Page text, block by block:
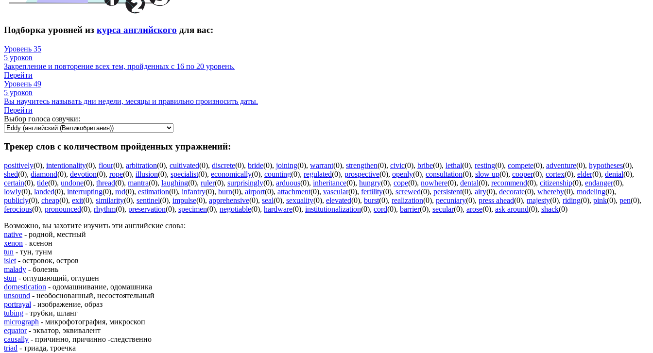
Подборка уровней из курса английского для вас:
Уровень 35
5 уроков
Закрепление и повторение всех тем, пройденных с 16 по 20 уровень.
Перейти
Уровень 49
5 уроков
Вы научитесь называть дни недели, месяцы и правильно произносить даты.
Перейти
Выбор голоса озвучки:
Трекер слов с количеством пройденных упражнений:
positively(0), intentionality(0), flour(0), arbitration(0), cultivated(0), discrete(0), bride(0), joining(0), warrant(0), strengthen(0), civic(0), bribe(0), lethal(0), resting(0), compete(0), adventure(0), hypotheses(0),
shed(0), diamond(0), devotion(0), rope(0), illusion(0), specialist(0), economically(0), counting(0), regulated(0), prospective(0), openly(0), consultation(0), slow up(0), cooper(0), cortex(0), elder(0), denial(0),
certain(0), tide(0), undone(0), thread(0), mantra(0), laughing(0), ruler(0), surprisingly(0), arduous(0), inheritance(0), hungry(0), cope(0), nowhere(0), dental(0), recommend(0), citizenship(0), endanger(0),
lowly(0), landed(0), interrupting(0), rod(0), estimation(0), infantry(0), burn(0), airport(0), attachment(0), vascular(0), fertility(0), screwed(0), persistent(0), airy(0), decorate(0), whereby(0), modeling(0),
publicly(0), cheap(0), exit(0), similarity(0), sentinel(0), impulse(0), apprehensive(0), seal(0), sexuality(0), elevated(0), burst(0), realization(0), pecuniary(0), press ahead(0), majesty(0), riding(0), pink(0), pen(0),
ferocious(0), pronounced(0), rhythm(0), preservation(0), specimen(0), negotiable(0), hardware(0), institutionalization(0), cord(0), barrier(0), secular(0), arose(0), ask around(0), shack(0)
Возможно, вы захотите изучить эти английские слова:
native - родной, местный
xenon - ксенон
tun - тун, тунм
islet - островок, остров
malady - болезнь
stun - оглушающий, оглушен
domestication - одомашнивание, одомашника
unsound - необоснованный, несостоятельный
portrayal - изображение, образ
tubing - трубки, шланг
micrograph - микрофотография, микроскоп
equator- экватор, эквивалент
causally - причинно, причинно -следственно
triad - триада, троечка